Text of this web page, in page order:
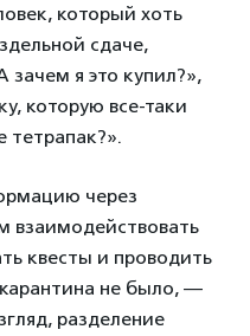
который хоть
сдаче,
зачем я это купил?»,
которую все-таки
тетрапак?».
через
взаимодействовать
квесты и проводить
карантина не было, —
разделение